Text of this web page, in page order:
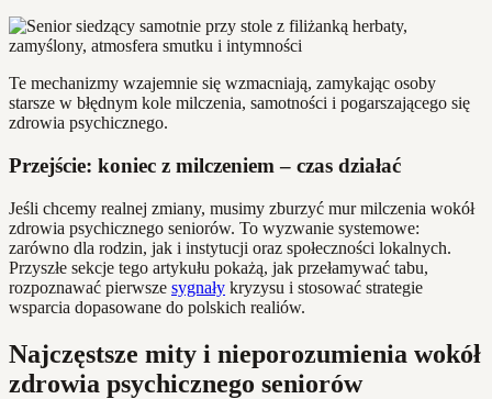
Te mechanizmy wzajemnie się wzmacniają, zamykając osoby
starsze w błędnym kole milczenia, samotności i pogarszającego się
zdrowia psychicznego.
Przejście: koniec z milczeniem – czas działać
Jeśli chcemy realnej zmiany, musimy zburzyć mur milczenia wokół
zdrowia psychicznego seniorów. To wyzwanie systemowe:
zarówno dla rodzin, jak i instytucji oraz społeczności lokalnych.
Przyszłe sekcje tego artykułu pokażą, jak przełamywać tabu,
rozpoznawać pierwsze sygnały kryzysu i stosować strategie
wsparcia dopasowane do polskich realiów.
Najczęstsze mity i nieporozumienia wokół
zdrowia psychicznego seniorów